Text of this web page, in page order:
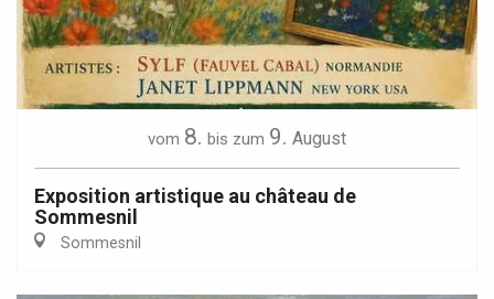
vom 8. bis zum 9. August
Exposition artistique au château de
Sommesnil
Sommesnil